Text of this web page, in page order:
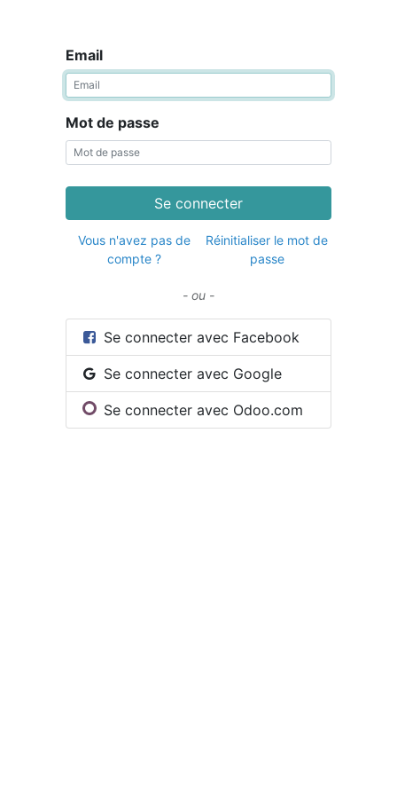
Email
Mot de passe
Se connecter
Vous n'avez pas de
compte ?
Réinitialiser le mot de
passe
- ou -
Se connecter avec Facebook
Se connecter avec Google
Se connecter avec Odoo.com